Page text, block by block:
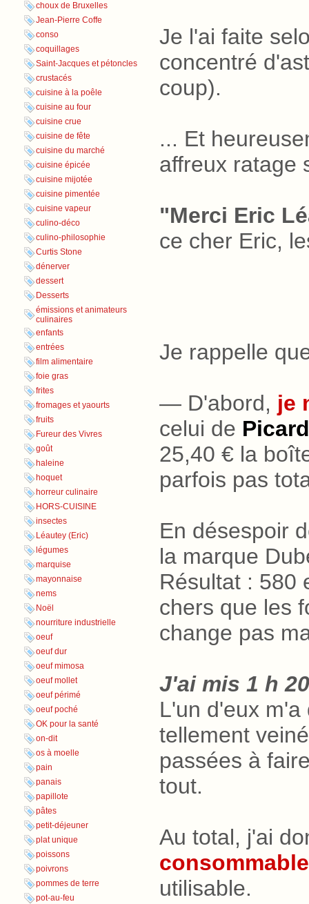
choux de Bruxelles
Jean-Pierre Coffe
conso
coquillages
Saint-Jacques et pétoncles
crustacés
cuisine à la poêle
cuisine au four
cuisine crue
cuisine de fête
cuisine du marché
cuisine épicée
cuisine mijotée
cuisine pimentée
cuisine vapeur
culino-déco
culino-philosophie
Curtis Stone
dénerver
dessert
Desserts
émissions et animateurs
culinaires
enfants
entrées
film alimentaire
foie gras
frites
fromages et yaourts
fruits
Fureur des Vivres
goût
haleine
hoquet
horreur culinaire
HORS-CUISINE
insectes
Léautey (Eric)
légumes
marquise
mayonnaise
nems
Noël
nourriture industrielle
oeuf
oeuf dur
oeuf mimosa
oeuf mollet
oeuf périmé
oeuf poché
OK pour la santé
on-dit
os à moelle
pain
panais
papillote
pâtes
petit-déjeuner
plat unique
poissons
poivrons
pommes de terre
pot-au-feu
Je l'ai faite
concentré
coup).
... Et
affreux ratage
"Merci Eric
ce cher Eric,
Je rappelle
— D'abord, je
celui de Picard
25,40 € la
parfois pas
En désespoir
la marque
Résultat : 580
chers que les
change pas
J'ai mis 1 h .
L'un d'eux
tellement
passées à
tout.
Au total, j'ai
utilisable.